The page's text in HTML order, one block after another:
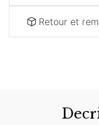
Retour et